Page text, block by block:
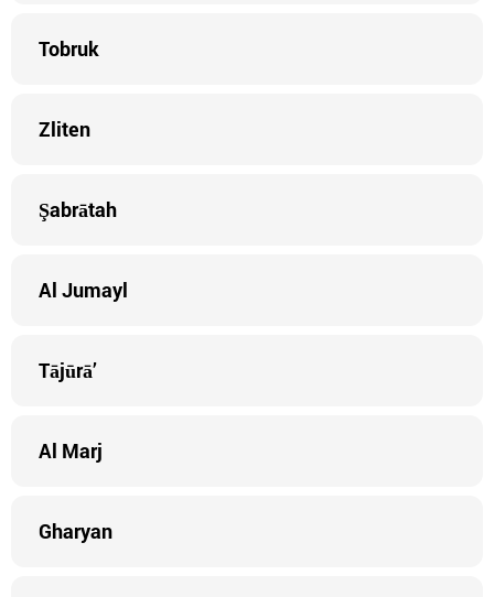
Tobruk
Zliten
Şabrātah
Al Jumayl
Tājūrā’
Al Marj
Gharyan